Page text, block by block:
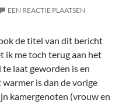
EEN REACTIE PLAATSEN
de titel van dit bericht
ik me toch terug aan het
laat geworden is en
is dan de vorige
kamergenoten (vrouw en